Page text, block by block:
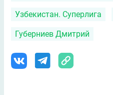
Узбекистан. Суперлига
Губерниев Дмитрий